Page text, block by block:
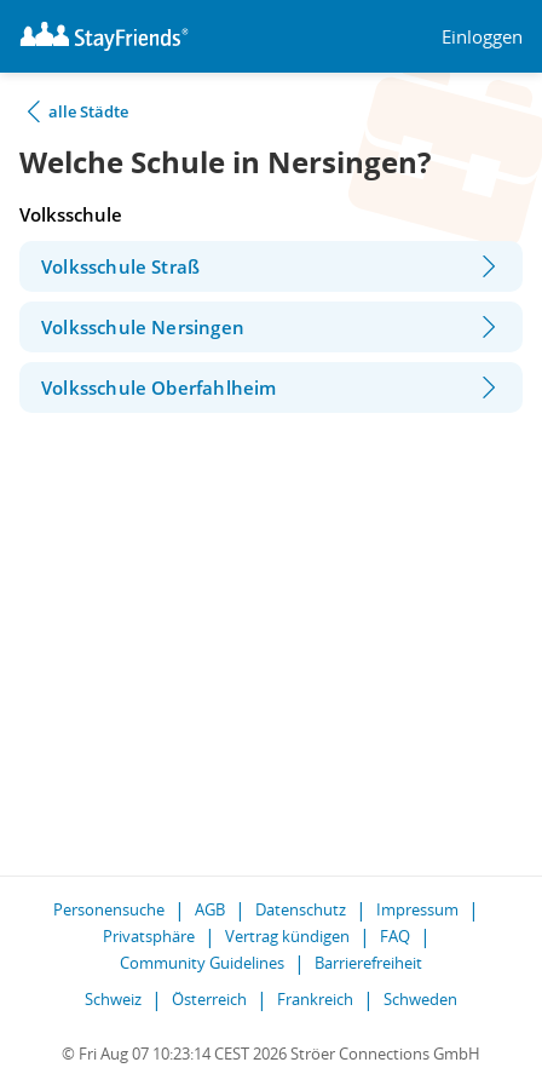
Einloggen
alle Städte
Welche Schule in Nersingen?
Volksschule
Volksschule Straß
Volksschule Nersingen
Volksschule Oberfahlheim
Personensuche AGB Datenschutz
Impressum
Privatsphäre
Vertrag kündigen
FAQ
Community Guidelines
Barrierefreiheit
Schweiz
Österreich Frankreich Schweden
© Fri Aug 07 10:23:14 CEST 2026 Ströer Connections GmbH